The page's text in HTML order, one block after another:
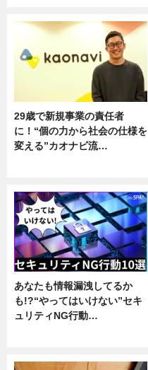
29歳で新規事業の責任者
に！“個の力から社会の仕様を
変える”カオナビ流…
あなたも情報漏洩してるか
も!?“やってはいけない”セキ
ュリティNG行動…